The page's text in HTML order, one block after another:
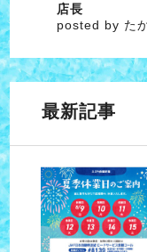
店長
posted by た
最新記事